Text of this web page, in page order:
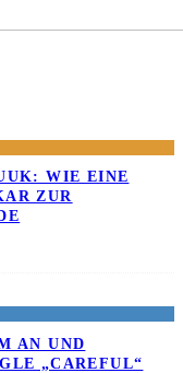
WIE EINE B
ZUR K
AN UND
„CAREFUL“